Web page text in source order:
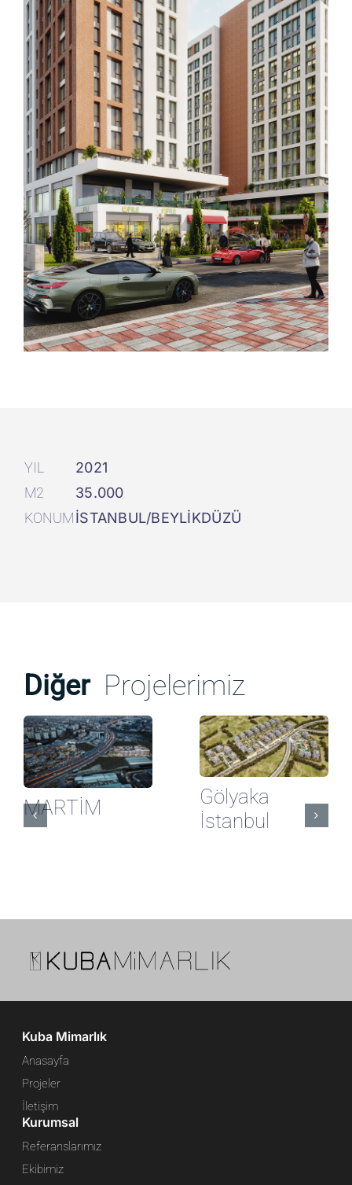
YIL
2021
M2
35.000
KONUMİSTANBUL/BEYLİKDÜZÜ
Diğer Projelerimiz
MARTİM
Gölyaka
İstanbul
Kuba Mimarlık
Anasayfa
Projeler
İletişim
Kurumsal
Referanslarımız
Ekibimiz